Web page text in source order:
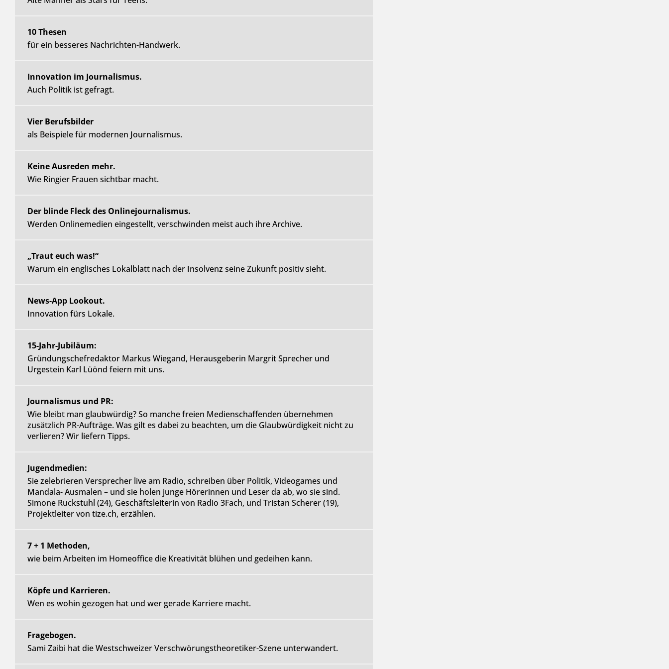
10 Thesen
für ein besseres Nachrichten-Handwerk.
Innovation im Journalismus.
Auch Politik ist gefragt.
Vier Berufsbilder
als Beispiele für modernen Journalismus.
Keine Ausreden mehr.
Wie Ringier Frauen sichtbar macht.
Der blinde Fleck des Onlinejournalismus.
Werden Onlinemedien eingestellt, verschwinden meist auch ihre Archive.
„Traut euch was!“
Warum ein englisches Lokalblatt nach der Insolvenz seine Zukunft positiv sieht.
News-App Lookout.
Innovation fürs Lokale.
15-Jahr-Jubiläum:
Gründungschefredaktor Markus Wiegand, Herausgeberin Margrit Sprecher und
Urgestein Karl Lüönd feiern mit uns.
Journalismus und PR:
Wie bleibt man glaubwürdig? So manche freien Medienschaffenden übernehmen
zusätzlich PR-Aufträge. Was gilt es dabei zu beachten, um die Glaubwürdigkeit nicht zu
verlieren? Wir liefern Tipps.
Jugendmedien:
Sie zelebrieren Versprecher live am Radio, schreiben über Politik, Videogames und
Mandala- Ausmalen – und sie holen junge Hörerinnen und Leser da ab, wo sie sind.
Simone Ruckstuhl (24), Geschäftsleiterin von Radio 3Fach, und Tristan Scherer (19),
Projektleiter von tize.ch, erzählen.
7 + 1 Methoden,
wie beim Arbeiten im Homeoffice die Kreativität blühen und gedeihen kann.
Köpfe und Karrieren.
Wen es wohin gezogen hat und wer gerade Karriere macht.
Fragebogen.
Sami Zaibi hat die Westschweizer Verschwörungstheoretiker-Szene unterwandert.